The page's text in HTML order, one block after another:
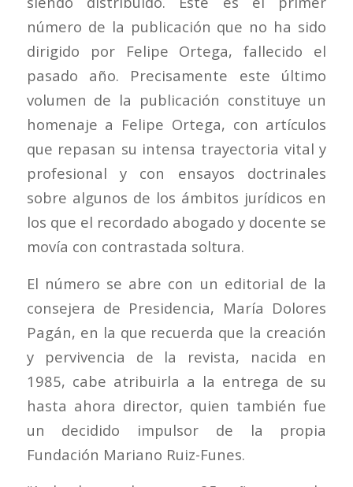
número de la publicación que no ha sido
dirigido por Felipe Ortega, fallecido el
pasado año. Precisamente este último
volumen de la publicación constituye un
homenaje a Felipe Ortega, con artículos
que repasan su intensa trayectoria vital y
profesional y con ensayos doctrinales
sobre algunos de los ámbitos jurídicos en
los que el recordado abogado y docente se
movía con contrastada soltura.
El número se abre con un editorial de la
consejera de Presidencia, María Dolores
Pagán, en la que recuerda que la creación
y pervivencia de la revista, nacida en
1985, cabe atribuirla a la entrega de su
hasta ahora director, quien también fue
un decidido impulsor de la propia
Fundación Mariano Ruiz-Funes.